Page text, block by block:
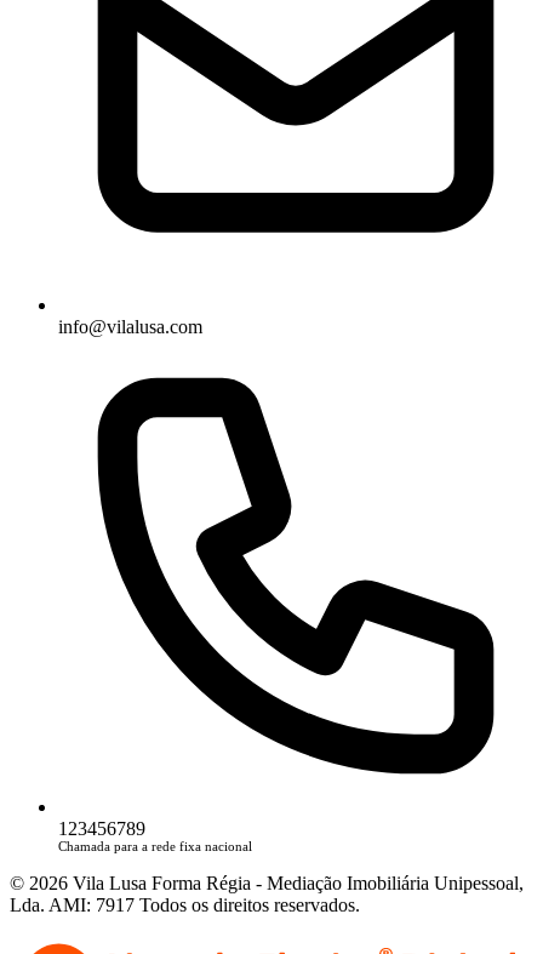
info@vilalusa.com
123456789
Chamada para a rede fixa nacional
© 2026 Vila Lusa Forma Régia - Mediação Imobiliária Unipessoal,
Lda. AMI: 7917 Todos os direitos reservados.